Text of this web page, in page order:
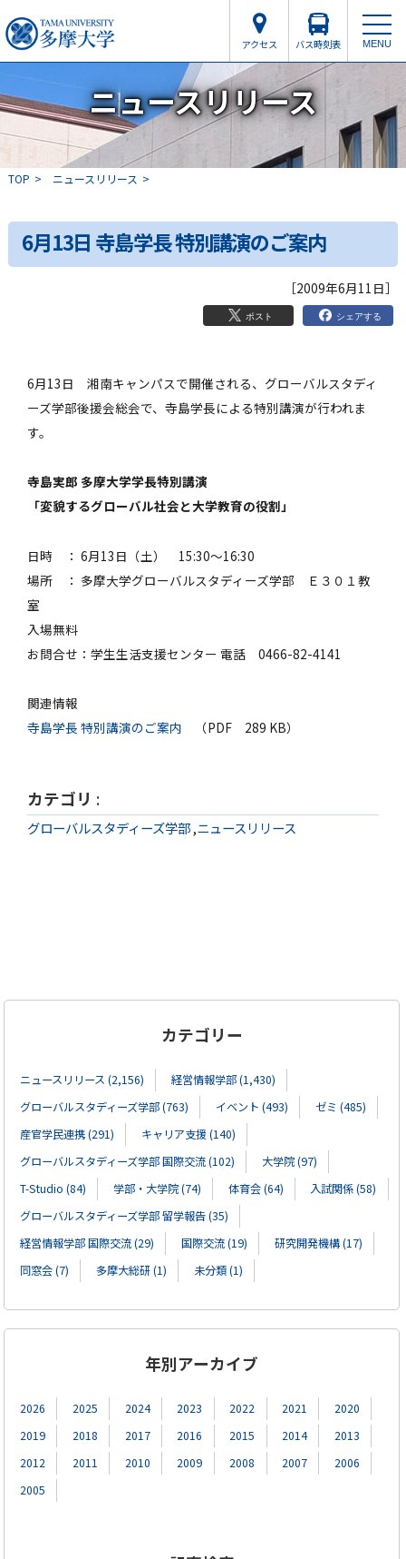
アクセス バス時刻表 MENU
ニュースリリース
TOP ニュースリリース
6月13日 寺島学長 特別講演のご案内
［2009年6月11日］
ポスト シェアする
6月13日 湘南キャンパスで開催される、グローバルスタディ
ーズ学部後援会総会で、寺島学長による特別講演が行われま
す。
寺島実郎 多摩大学学長特別講演
「変貌するグローバル社会と大学教育の役割」
日時 ： 6月13日（土） 15:30～16:30
場所 ： 多摩大学グローバルスタディーズ学部 Ｅ３０１教
室
入場無料
お問合せ：学生生活支援センター 電話 0466-82-4141
関連情報
寺島学長 特別講演のご案内 （PDF 289 KB）
カテゴリ :
グローバルスタディーズ学部,ニュースリリース
カテゴリー
ニュースリリース (2,156)
経営情報学部 (1,430)
グローバルスタディーズ学部 (763)
イベント (493)
ゼミ (485)
産官学民連携 (291)
キャリア支援 (140)
グローバルスタディーズ学部 国際交流 (102)
大学院 (97)
T-Studio (84)
学部・大学院 (74) 体育会 (64)
入試関係 (58)
グローバルスタディーズ学部 留学報告 (35)
経営情報学部 国際交流 (29)
国際交流 (19)
研究開発機構 (17)
同窓会 (7)
多摩大総研 (1) 未分類 (1)
年別アーカイブ
2026 2025 2024 2023 2022 2021
2020
2019
2018 2017 2016 2015 2014
2013
2012
2011 2010 2009 2008 2007
2006
2005